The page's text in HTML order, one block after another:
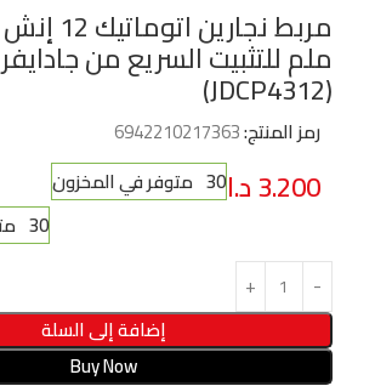
ملم للتثبيت السريع من جادايفر
(JDCP4312)
رمز المنتج:6942210217363
3.200د.ا30 متوفر في المخزون
30 متوفر في المخزون
إضافة إلى السلة
Buy Now